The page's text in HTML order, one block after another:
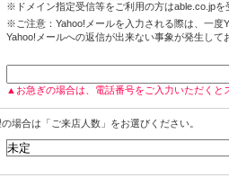
※ドメイン指定受信等をご利用の方はable.co.jpを
※ご注意：Yahoo!メールを入力される際は、一度
Yahoo!メールへの返信が出来ない事象が発生して
▲お急ぎの場合は、電話番号をご入力いただくと
場合は「ご来店人数」をお選びください。